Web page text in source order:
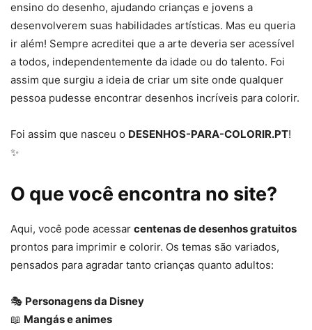
ensino do desenho, ajudando crianças e jovens a
desenvolverem suas habilidades artísticas. Mas eu queria
ir além! Sempre acreditei que a arte deveria ser acessível
a todos, independentemente da idade ou do talento. Foi
assim que surgiu a ideia de criar um site onde qualquer
pessoa pudesse encontrar desenhos incríveis para colorir.
Foi assim que nasceu o DESENHOS-PARA-COLORIR.PT!
✨
O que você encontra no site?
Aqui, você pode acessar centenas de desenhos gratuitos
prontos para imprimir e colorir. Os temas são variados,
pensados para agradar tanto crianças quanto adultos:
🎭 Personagens da Disney
📖 Mangás e animes